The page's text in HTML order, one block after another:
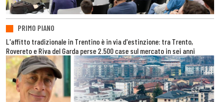
PRIMO PIANO
L'affitto tradizionale in Trentino è in via d'estinzione: tra Trento,
Rovereto e Riva del Garda perse 2.500 case sul mercato in sei anni